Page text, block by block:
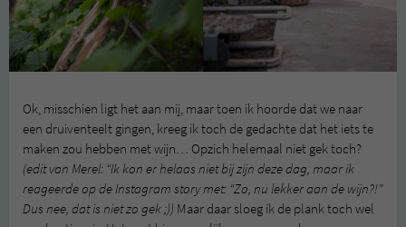
Ok, misschien ligt het aan mij, maar toen ik hoorde dat we naar
een druiventeelt gingen, kreeg ik toch de gedachte dat het iets te
maken zou hebben met wijn… Opzich helemaal niet gek toch?
(edit van Merel: “Ik kon er helaas niet bij zijn deze dag, maar ik
reageerde op de Instagram story met: “Zo, nu lekker aan de wijn?!”
Dus nee, dat is niet zo gek ;)) Maar daar sloeg ik de plank toch wel